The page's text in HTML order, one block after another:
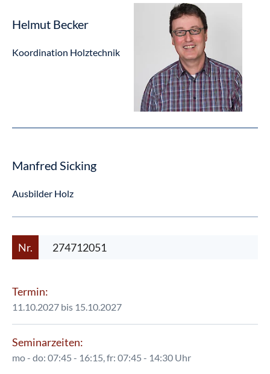
Nr. 274712051
Termin:
11.10.2027 bis 15.10.2027
Seminarzeiten:
mo - do: 07:45 - 16:15, fr: 07:45 - 14:30 Uhr
Helmut Becker
Koordination Holztechnik
Manfred Sicking
Ausbilder Holz